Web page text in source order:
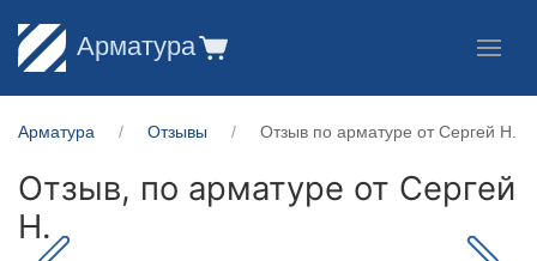
Арматура
Арматура Отзывы Отзыв по арматуре от Сергей Н.
Отзыв, по арматуре от Сергей
Н.